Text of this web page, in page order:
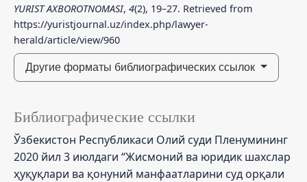
YURIST AXBOROTNOMASI, 4(2), 19–27. Retrieved from
https://yuristjournal.uz/index.php/lawyer-
herald/article/view/960
Другие форматы библиографических ссылок
Библиографические ссылки
Ўзбекистон Республикаси Олий суди Пленумининг
2020 йил 3 июлдаги “Жисмоний ва юридик шахслар
ҳуқуқлари ва қонуний манфаатларини суд орқали